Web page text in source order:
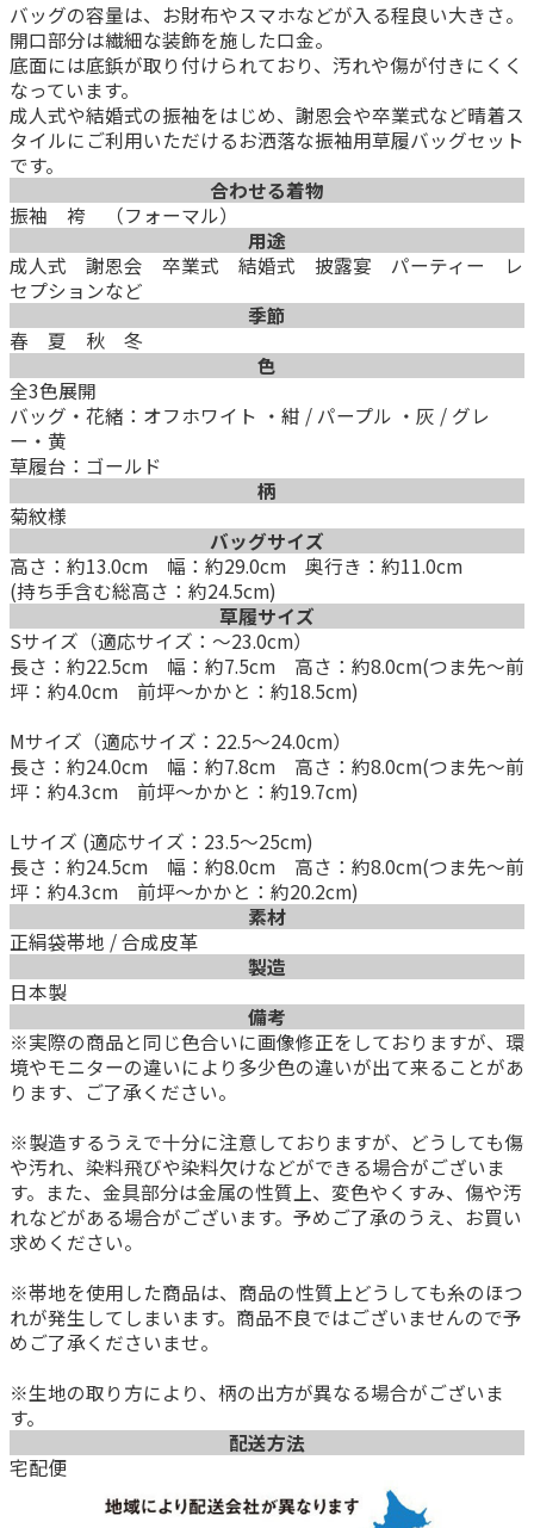
バッグの容量は、お財布やスマホなどが入る程良い大きさ。
開口部分は繊細な装飾を施した口金。
底面には底鋲が取り付けられており、汚れや傷が付きにくく
なっています。
成人式や結婚式の振袖をはじめ、謝恩会や卒業式など晴着ス
タイルにご利用いただけるお洒落な振袖用草履バッグセット
です。
合わせる着物
振袖 袴 （フォーマル）
用途
成人式 謝恩会 卒業式 結婚式 披露宴 パーティー レ
セプションなど
季節
春 夏 秋 冬
色
全3色展開
バッグ・花緒：オフホワイト ・紺 / パープル ・灰 / グレ
ー・黄
草履台：ゴールド
柄
菊紋様
バッグサイズ
高さ：約13.0cm 幅：約29.0cm 奥行き：約11.0cm
(持ち手含む総高さ：約24.5cm)
草履サイズ
Sサイズ（適応サイズ：～23.0cm）
長さ：約22.5cm 幅：約7.5cm 高さ：約8.0cm(つま先～前
坪：約4.0cm 前坪～かかと：約18.5cm)
Mサイズ（適応サイズ：22.5～24.0cm）
長さ：約24.0cm 幅：約7.8cm 高さ：約8.0cm(つま先～前
坪：約4.3cm 前坪～かかと：約19.7cm)
Lサイズ (適応サイズ：23.5～25cm)
長さ：約24.5cm 幅：約8.0cm 高さ：約8.0cm(つま先～前
坪：約4.3cm 前坪～かかと：約20.2cm)
素材
正絹袋帯地 / 合成皮革
製造
日本製
備考
※実際の商品と同じ色合いに画像修正をしておりますが、環
境やモニターの違いにより多少色の違いが出て来ることがあ
ります、ご了承ください。
※製造するうえで十分に注意しておりますが、どうしても傷
や汚れ、染料飛びや染料欠けなどができる場合がございま
す。また、金具部分は金属の性質上、変色やくすみ、傷や汚
れなどがある場合がございます。予めご了承のうえ、お買い
求めください。
※帯地を使用した商品は、商品の性質上どうしても糸のほつ
れが発生してしまいます。商品不良ではございませんので予
めご了承くださいませ。
※生地の取り方により、柄の出方が異なる場合がございま
す。
配送方法
宅配便